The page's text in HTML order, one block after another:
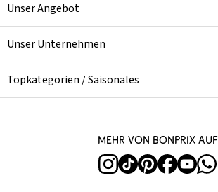
Unser Angebot
Unser Unternehmen
Topkategorien / Saisonales
Mehr von bonprix auf